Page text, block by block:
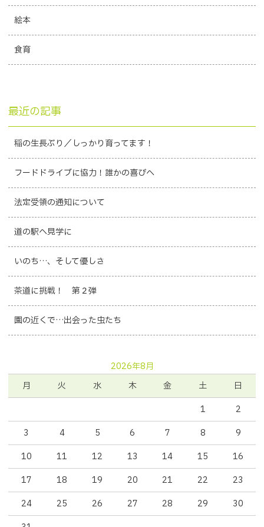
絵本
食育
最近の記事
稲の生長ぶり／しっかり育ってます！
フードドライブに協力！誰かの喜びへ
法定受領の通知について
道の駅へ見学に
いのち…、そして優しさ
茶道に挑戦！ 第２弾
園の近くで…出会った虫たち
2026年8月
月
火 水 木 金 土
日
1
2
3
4 5 6 7 8
9
10
11 12 13 14 15
16
17
18 19 20 21 22
23
24
25 26 27 28 29
30